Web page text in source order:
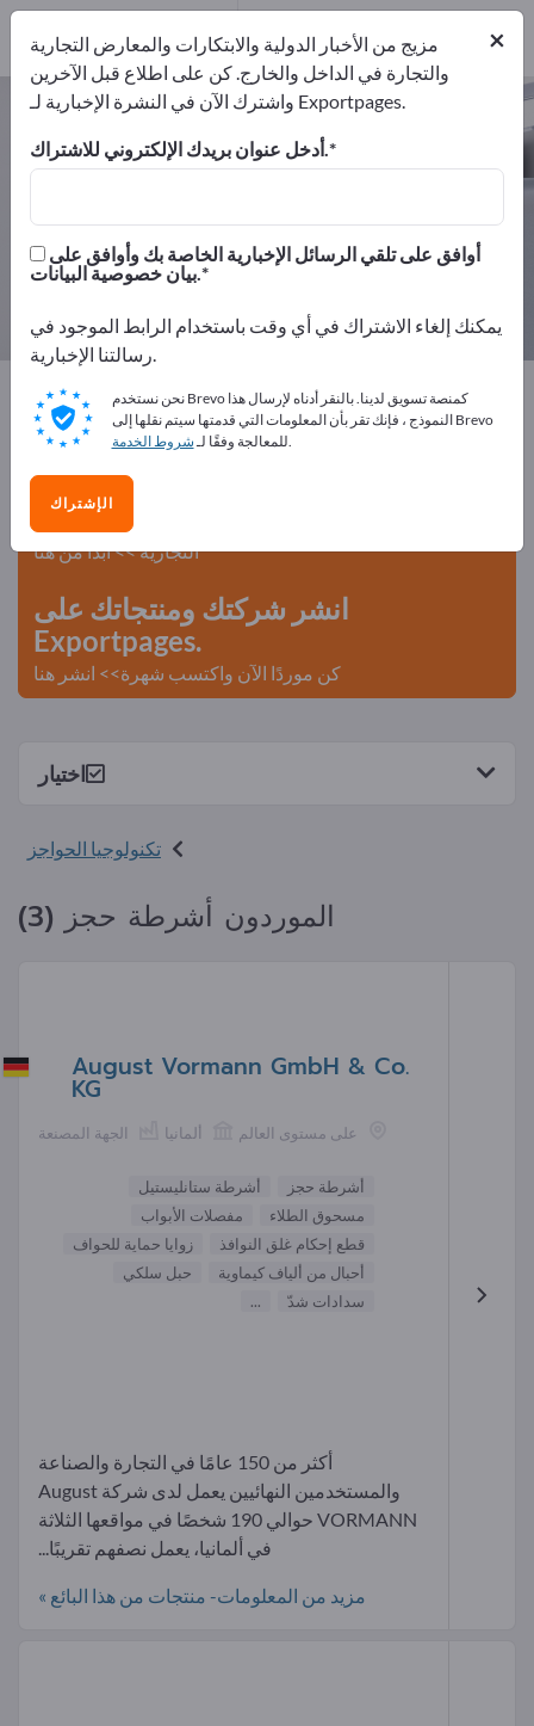
أشرطة حجز – اعثر على الشركات
المصنعة والموردين
موزعون
من المصنعين2
موزعون 1
Exportpages الأمان والحماية
تكنولوجيا الحواجز
أشرطة حجز
الاحتياجات – العروض – السلع المستعملة – جهات الاتصال
التجارية >> ابدأ من هنا
انشر شركتك ومنتجاتك على
Exportpages.
كن موردًا الآن واكتسب شهرة>> انشر هنا
اختيار
تكنولوجيا الحواجز
الموردون أشرطة حجز (3)
August Vormann GmbH & Co.
KG
الجهة المصنعة ألمانيا على مستوى العالم
أشرطة حجز
أشرطة ستانليستيل
مسحوق الطلاء
مفصلات الأبواب
قطع إحكام غلق النوافذ
زوايا حماية للحواف
أحبال من ألياف كيماوية
حبل سلكي
سدادات شدّ
...
أكثر من 150 عامًا في التجارة والصناعة
والمستخدمين النهائيين يعمل لدى شركة August
VORMANN حوالي 190 شخصًا في مواقعها الثلاثة
في ألمانيا، يعمل نصفهم تقريبًا...
مزيد من المعلومات- منتجات من هذا البائع »
×
مزيج من الأخبار الدولية والابتكارات والمعارض التجارية
والتجارة في الداخل والخارج. كن على اطلاع قبل الآخرين
واشترك الآن في النشرة الإخبارية لـ Exportpages.
أدخل عنوان بريدك الإلكتروني للاشتراك.
بيان خصوصية البيانات.
يمكنك إلغاء الاشتراك في أي وقت باستخدام الرابط الموجود في
رسالتنا الإخبارية.
نحن نستخدم Brevo كمنصة تسويق لدينا. بالنقر أدناه لإرسال هذا
النموذج ، فإنك تقر بأن المعلومات التي قدمتها سيتم نقلها إلى Brevo
للمعالجة وفقًا لـشروط الخدمة .
الإشتراك